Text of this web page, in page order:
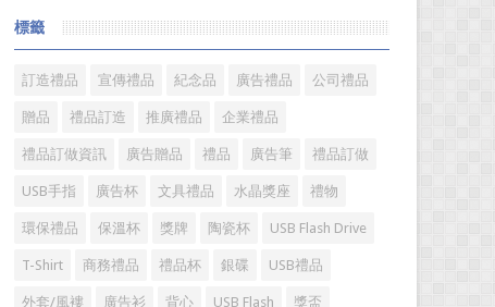
睞。國際著名皮具品牌有哪些?下麵就一起來了解一下吧!
國際著名皮具品牌： 1、路易·威登(LV) 創立於
1...
標籤
訂造禮品 宣傳禮品 紀念品 廣告禮品 公司禮品
贈品 禮品訂造 推廣禮品 企業禮品
禮品訂做資訊 廣告贈品 禮品 廣告筆 禮品訂做
USB手指 廣告杯 文具禮品 水晶獎座 禮物
環保禮品 保溫杯 獎牌 陶瓷杯 USB Flash Drive
T-Shirt 商務禮品 禮品杯 銀碟 USB禮品
外套/風褸 廣告衫 背心 USB Flash 獎盃